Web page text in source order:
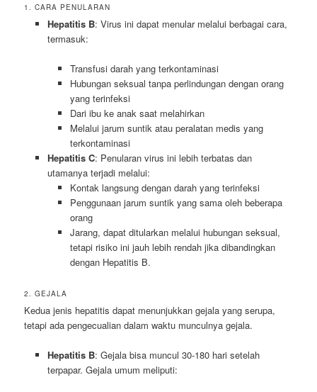
1. CARA PENULARAN
Hepatitis B: Virus ini dapat menular melalui berbagai cara,
termasuk:
Transfusi darah yang terkontaminasi
Hubungan seksual tanpa perlindungan dengan orang
yang terinfeksi
Dari ibu ke anak saat melahirkan
Melalui jarum suntik atau peralatan medis yang
terkontaminasi
Hepatitis C: Penularan virus ini lebih terbatas dan
utamanya terjadi melalui:
Kontak langsung dengan darah yang terinfeksi
Penggunaan jarum suntik yang sama oleh beberapa
orang
Jarang, dapat ditularkan melalui hubungan seksual,
tetapi risiko ini jauh lebih rendah jika dibandingkan
dengan Hepatitis B.
2. GEJALA
Kedua jenis hepatitis dapat menunjukkan gejala yang serupa,
tetapi ada pengecualian dalam waktu munculnya gejala.
Hepatitis B: Gejala bisa muncul 30-180 hari setelah
terpapar. Gejala umum meliputi: